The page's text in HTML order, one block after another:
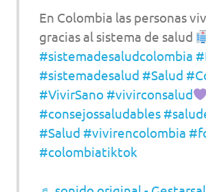
En Colombia las personas
gracias al sistema de salud
#sistemadesaludcolombia
#sistemadesalud #Salud
#VivirSano #vivirconsalud
#consejossaludables
#Salud #vivirencolombia
#colombiatiktok